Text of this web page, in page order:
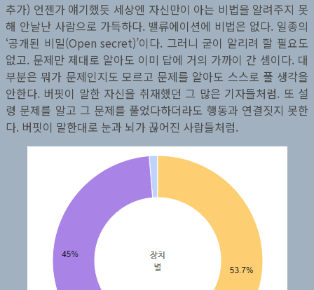
추가) 언젠가 얘기했듯 세상엔 자신만이 아는 비법을 알려주지 못
해 안날난 사람으로 가득하다. 밸류에이션에 비법은 없다. 일종의
‘공개된 비밀(Open secret)’이다. 그러니 굳이 알리려 할 필요도
없고. 문제만 제대로 알아도 이미 답에 거의 가까이 간 셈이다. 대
부분은 뭐가 문제인지도 모르고 문제를 알아도 스스로 풀 생각을
안한다. 버핏이 말한 자신을 취재했던 그 많은 기자들처럼. 또 설
령 문제를 알고 그 문제를 풀었다하더라도 행동과 연결짓지 못한
다. 버핏이 말한대로 눈과 뇌가 끊어진 사람들처럼.